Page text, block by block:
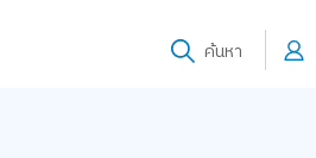
ค้นหา